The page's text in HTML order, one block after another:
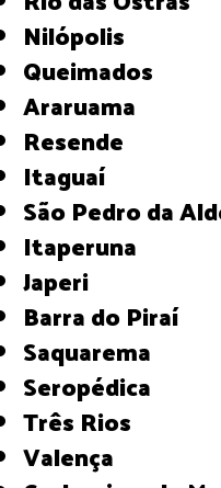
Nilópolis
Queimados
Araruama
Resende
Itaguaí
São Pedro da
Itaperuna
Japeri
Barra do Piraí
Saquarema
Seropédica
Três Rios
Valença